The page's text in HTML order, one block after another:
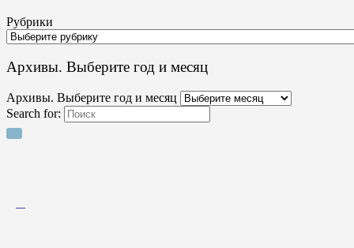
Рубрики
Архивы. Выберите год и месяц
Архивы. Выберите год и месяц
Search for: